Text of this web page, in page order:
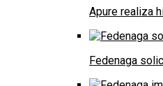
Apure realiza
Fedenaga